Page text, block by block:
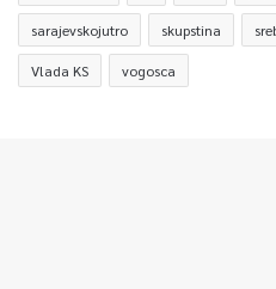
sarajevskojutro skupstina
Vlada KS vogosca